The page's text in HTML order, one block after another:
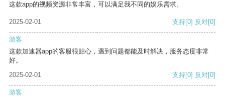
这款app的视频资源非常丰富，可以满足我不同的娱乐需求。
2025-02-01 支持[0] 反对[0]
游客
这款加速器app的客服很贴心，遇到问题都能及时解决，服务态度非常
好。
2025-02-01
支持[0] 反对[0]
游客